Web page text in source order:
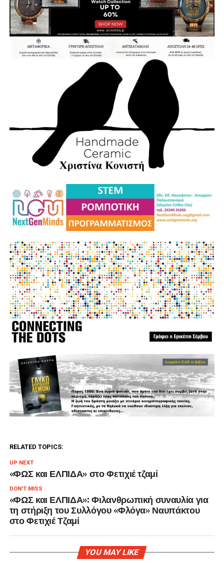
RELATED TOPICS:
UP NEXT
«ΦΩΣ και ΕΛΠΙΔΑ» στο Φετιχιέ τζαμί
DON'T MISS
«ΦΩΣ και ΕΛΠΙΔΑ»: Φιλανθρωπική συναυλία για
τη στήριξη του Συλλόγου «Φλόγα» Ναυπάκτου
στο Φετιχιέ Τζαμί
YOU MAY LIKE